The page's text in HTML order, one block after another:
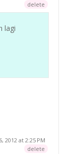
delete
lagi
2012 at 2:25 PM
delete